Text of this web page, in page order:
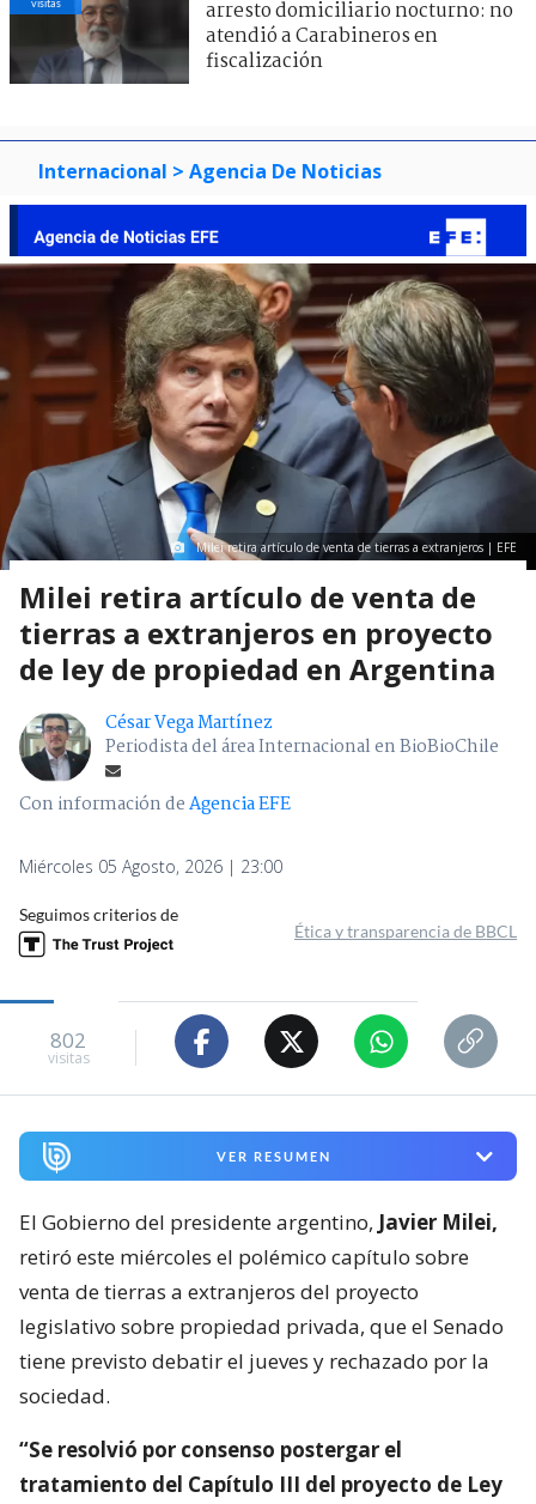
arresto domiciliario nocturno: no
atendió a Carabineros en
fiscalización
Internacional > Agencia De Noticias
Milei retira artículo de venta de tierras a extranjeros | EFE
Milei retira artículo de venta de
tierras a extranjeros en proyecto
de ley de propiedad en Argentina
César Vega Martínez
Periodista del área Internacional en BioBioChile
Con información deAgencia EFE
Miércoles 05 Agosto, 2026 | 23:00
Seguimos criterios de
Ética y transparencia de BBCL
802
visitas
VER RESUMEN
El Gobierno del presidente argentino, Javier Milei,
retiró este miércoles el polémico capítulo sobre
venta de tierras a extranjeros del proyecto
legislativo sobre propiedad privada, que el Senado
tiene previsto debatir el jueves y rechazado por la
sociedad.
“Se resolvió por consenso postergar el
tratamiento del Capítulo III del proyecto de Ley